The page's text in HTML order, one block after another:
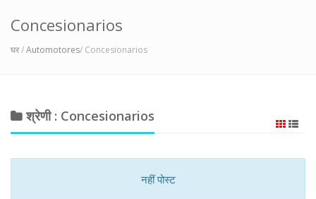
Concesionarios
घर/Automotores/ Concesionarios
श्रेणी : Concesionarios
नहीं पोस्ट